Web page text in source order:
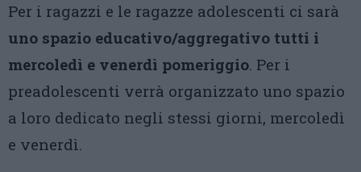
Per i ragazzi e le ragazze adolescenti ci sarà
uno spazio educativo/aggregativo tutti i
mercoledì e venerdì pomeriggio. Per i
preadolescenti verrà organizzato uno spazio
a loro dedicato negli stessi giorni, mercoledì
e venerdì.